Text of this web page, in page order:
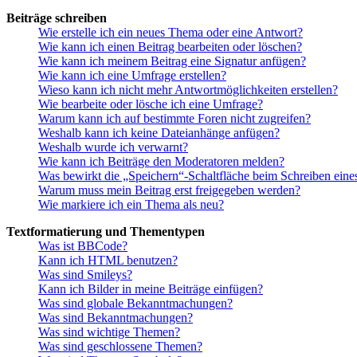
Beiträge schreiben
Wie erstelle ich ein neues Thema oder eine Antwort?
Wie kann ich einen Beitrag bearbeiten oder löschen?
Wie kann ich meinem Beitrag eine Signatur anfügen?
Wie kann ich eine Umfrage erstellen?
Wieso kann ich nicht mehr Antwortmöglichkeiten erstellen?
Wie bearbeite oder lösche ich eine Umfrage?
Warum kann ich auf bestimmte Foren nicht zugreifen?
Weshalb kann ich keine Dateianhänge anfügen?
Weshalb wurde ich verwarnt?
Wie kann ich Beiträge den Moderatoren melden?
Was bewirkt die „Speichern“-Schaltfläche beim Schreiben
Warum muss mein Beitrag erst freigegeben werden?
Wie markiere ich ein Thema als neu?
Textformatierung und Thementypen
Was ist BBCode?
Kann ich HTML benutzen?
Was sind Smileys?
Kann ich Bilder in meine Beiträge einfügen?
Was sind globale Bekanntmachungen?
Was sind Bekanntmachungen?
Was sind wichtige Themen?
Was sind geschlossene Themen?